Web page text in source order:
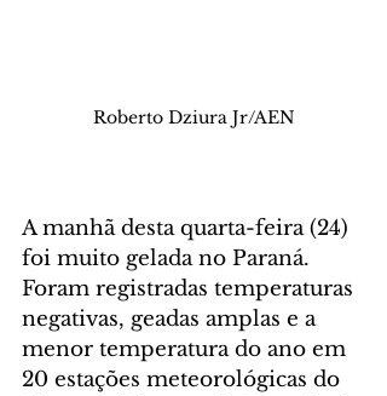
Roberto Dziura Jr/AEN
A manhã desta quarta-feira (24)
foi muito gelada no Paraná.
Foram registradas temperaturas
negativas, geadas amplas e a
menor temperatura do ano em
20 estações meteorológicas do